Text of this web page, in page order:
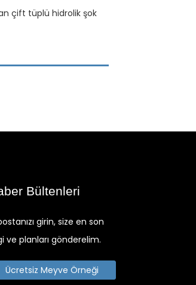
çift tüplü hidrolik şok
Bültenleri
girin, size en son
ve planları gönderelim.
Ücretsiz Meyve Örneği